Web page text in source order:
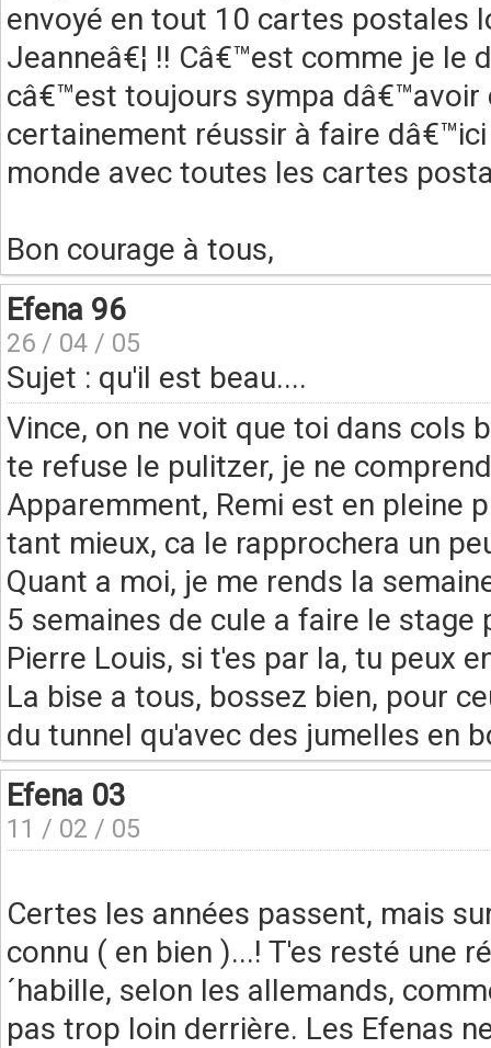
envoyé en tout 10 cartes postales
Jeanneâ€¦ !! Câ€™est comme je le
câ€™est toujours sympa dâ€™avoir
certainement réussir à faire
monde avec toutes les cartes
Bon courage à tous,
Efena 96
26 / 04 / 05
Sujet : qu'il est beau....
Vince, on ne voit que toi dans cols
te refuse le pulitzer, je ne
Apparemment, Remi est en pleine
tant mieux, ca le rapprochera un
Quant a moi, je me rends la
5 semaines de cule a faire le stage
Pierre Louis, si t'es par la, tu peux
La bise a tous, bossez bien, pour
du tunnel qu'avec des jumelles en
Efena 03
11 / 02 / 05
Certes les années passent, mais
connu ( en bien )...! T'es resté une
´habille, selon les allemands,
pas trop loin derrière. Les Efenas